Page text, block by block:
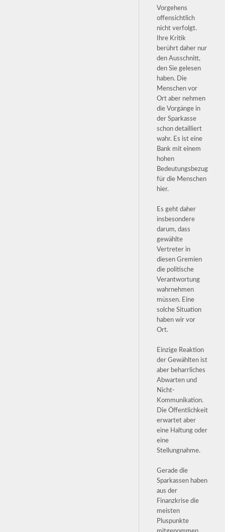
Vorgehens
offensichtlich
nicht verfolgt.
Ihre Kritik
berührt daher nur
den Ausschnitt,
den Sie gelesen
haben. Die
Menschen vor
Ort aber nehmen
die Vorgänge in
der Sparkasse
schon detailliert
wahr. Es ist eine
Bank mit einem
hohen
Bedeutungsbezug
für die Menschen
hier.
Es geht daher
insbesondere
darum, dass
gewählte
Vertreter in
diesen Gremien
die politische
Verantwortung
wahrnehmen
müssen. Eine
solche Situation
haben wir vor
Ort.
Einzige Reaktion
der Gewählten ist
aber beharrliches
Abwarten und
Nicht-
Kommunikation.
Die Öffentlichkeit
erwartet aber
eine Haltung oder
eine
Stellungnahme.
Gerade die
Sparkassen haben
aus der
Finanzkrise die
meisten
Pluspunkte